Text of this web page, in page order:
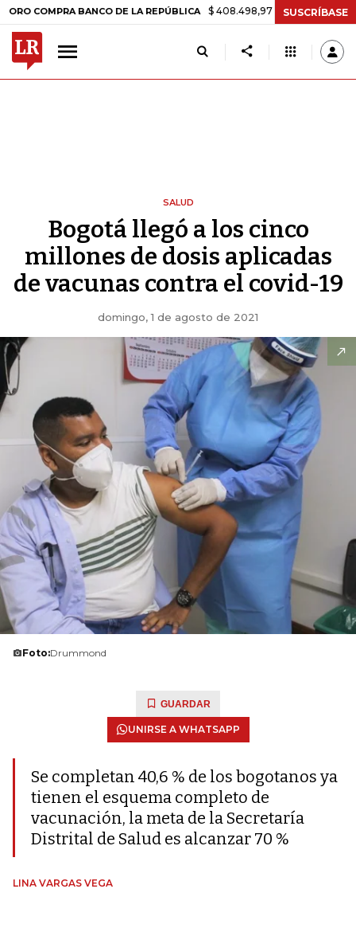
BANCO DE LA REPÚBLICA $ 408.498,97 +$ 8.753,81 +2,19%
SUSCRÍBASE
SALUD
Bogotá llegó a los cinco
millones de dosis aplicadas
de vacunas contra el covid-19
domingo, 1 de agosto de 2021
Foto:Drummond
GUARDAR
UNIRSE A WHATSAPP
Se completan 40,6 % de los bogotanos ya
tienen el esquema completo de
vacunación, la meta de la Secretaría
Distrital de Salud es alcanzar 70 %
LINA VARGAS VEGA